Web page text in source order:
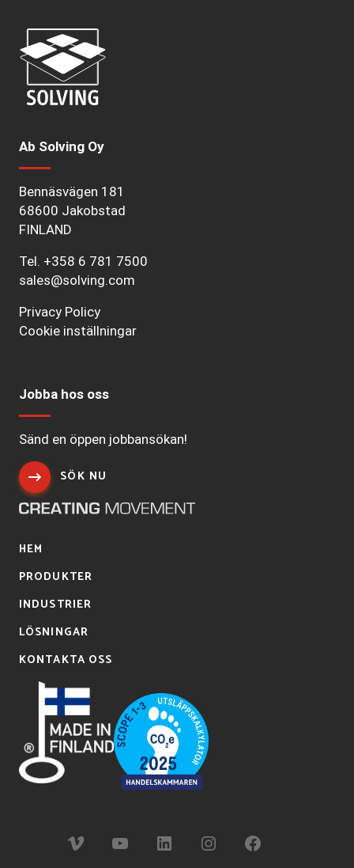
Ab Solving Oy
Bennäsvägen 181
68600 Jakobstad
FINLAND
Tel. +358 6 781 7500
sales@solving.com
Privacy Policy
Cookie inställningar
Jobba hos oss
Sänd en öppen jobbansökan!
SÖK NU
HEM
PRODUKTER
INDUSTRIER
LÖSNINGAR
KONTAKTA OSS